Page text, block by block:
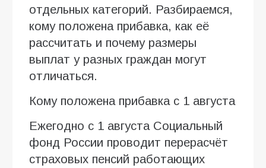
отдельных категорий. Разбираемся,
кому положена прибавка, как её
рассчитать и почему размеры
выплат у разных граждан могут
отличаться.
Кому положена прибавка с 1 августа
Ежегодно с 1 августа Социальный
фонд России проводит перерасчёт
страховых пенсий работающих